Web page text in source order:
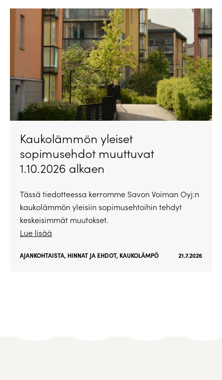
Kaukolämmön yleiset
sopimusehdot muuttuvat
1.10.2026 alkaen
Tässä tiedotteessa kerromme Savon Voiman Oyj:n
kaukolämmön yleisiin sopimusehtoihin tehdyt
keskeisimmät muutokset.
Lue lisää
AJANKOHTAISTA, HINNAT JA EHDOT, KAUKOLÄMPÖ 21.7.2026